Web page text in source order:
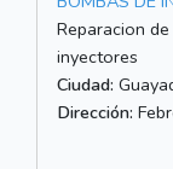
Reparacion
inyectores
Ciudad:
Dirección: